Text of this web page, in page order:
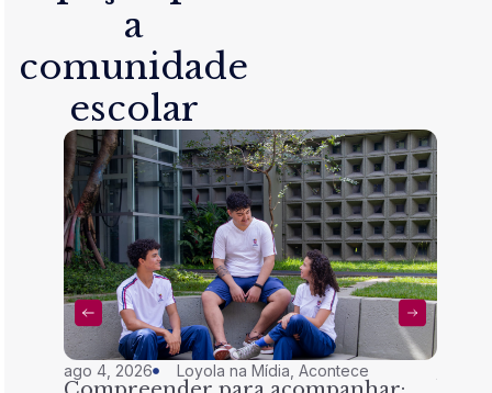
a
comunidade
escolar
ago 4, 2026 Loyola na Mídia ,Acontece